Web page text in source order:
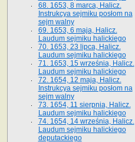
68. 1653, 8 marca, Halicz.
Instrukcya sejmiku posłom na
sejm walny
69. 1653, 6 maja, Halicz.
Laudum sejmiku halickiego
70. 1653, 23 lipca, Halicz.
Laudum sejmiku halickiego
71. 1653, 15 września, Halicz.
Laudum sejmiku halickiego
72. 1654, 12 maja, Halicz.
Instrukcya sejmiku posłom na
sejm walny
73. 1654, 11 sierpnia, Halicz.
Laudum sejmiku halickiego
74. 1654, 14 września, Halicz.
Laudum sejmiku halickiego
deputackiego